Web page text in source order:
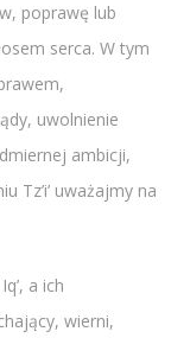
poprawę lub
serca. W tym
uwolnienie
ambicji,
Tz’i’ uważajmy na
a ich
wierni,